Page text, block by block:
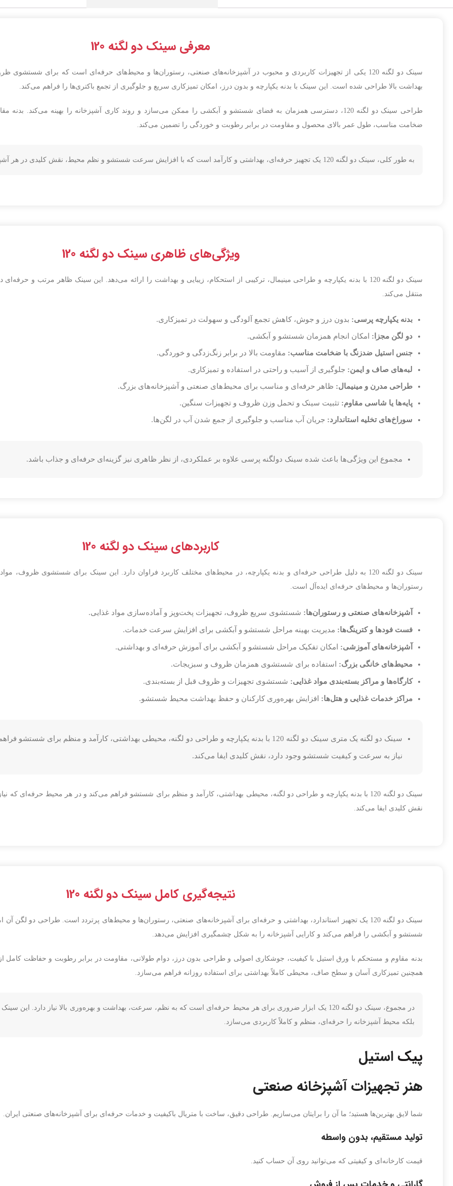
ایمنی دستگاه.
پایه‌های قابل تنظیم (ریگلاژ) برای تراز
کردن دستگاه.
تهویه داخل دستگاه.
سوخت گاز (گاز شهری یا کپسولی).
دهنه فر:
نوار ریلی:
با سرعت قابل تنظیم
سیستم ایمنی:ترموستات حرارتی و قطع
معرفی سینک دو لگنه 120
سینک دو لگنه 120 یکی از تجهیزات کاربردی و محبوب در آشپزخانه‌های صنعتی، رستوران‌ها و محیط‌های حرفه‌ای است که برای
بهداشت بالا طراحی شده است. این سینک با بدنه یکپارچه و بدون درز، امکان تمیزکاری سریع و جلوگیری از تجمع باکتری‌ها را فراهم می‌کند.
طراحی سینک دو لگنه 120، دسترسی همزمان به فضای شستشو و آبکشی را ممکن می‌سازد و روند کاری آشپزخانه را بهینه می‌کند.
ضخامت مناسب، طول عمر بالای محصول و مقاومت در برابر رطوبت و خوردگی را تضمین می‌کند.
به طور کلی، سینک دو لگنه 120 یک تجهیز حرفه‌ای، بهداشتی و کارآمد است که با افزایش سرعت شستشو و نظم محیط، نقش کلیدی در هر آشپزخانه صنعتی یا محیط کاری دارد.
ویژگی‌های ظاهری سینک دو لگنه 120
سینک دو لگنه 120 با بدنه یکپارچه و طراحی مینیمال، ترکیبی از استحکام، زیبایی و بهداشت را ارائه می‌دهد. این سینک ظاهر مرتب و
منتقل می‌کند.
بدنه یکپارچه پرسی: بدون درز و جوش، کاهش تجمع آلودگی و سهولت در تمیزکاری.
دو لگن مجزا: امکان انجام همزمان شستشو و آبکشی.
جنس استیل ضدزنگ با ضخامت مناسب: مقاومت بالا در برابر زنگ‌زدگی و خوردگی.
لبه‌های صاف و ایمن: جلوگیری از آسیب و راحتی در استفاده و تمیزکاری.
طراحی مدرن و مینیمال: ظاهر حرفه‌ای و مناسب برای محیط‌های صنعتی و آشپزخانه‌های بزرگ.
پایه‌ها یا شاسی مقاوم: تثبیت سینک و تحمل وزن ظروف و تجهیزات سنگین.
سوراخ‌های تخلیه استاندارد: جریان آب مناسب و جلوگیری از جمع شدن آب در لگن‌ها.
مجموع این ویژگی‌ها باعث شده سینک دولگنه پرسی علاوه بر عملکردی، از نظر ظاهری نیز گزینه‌ای حرفه‌ای و جذاب باشد.
کاربردهای سینک دو لگنه 120
سینک دو لگنه 120 به دلیل طراحی حرفه‌ای و بدنه یکپارچه، در محیط‌های مختلف کاربرد فراوان دارد. این سینک برای شستشوی ظروف،
رستوران‌ها و محیط‌های حرفه‌ای ایده‌آل است.
آشپزخانه‌های صنعتی و رستوران‌ها: شستشوی سریع ظروف، تجهیزات پخت‌وپز و آماده‌سازی مواد غذایی.
فست فودها و کترینگ‌ها: مدیریت بهینه مراحل شستشو و آبکشی برای افزایش سرعت خدمات.
آشپزخانه‌های آموزشی: امکان تفکیک مراحل شستشو و آبکشی برای آموزش حرفه‌ای و بهداشتی.
محیط‌های خانگی بزرگ: استفاده برای شستشوی همزمان ظروف و سبزیجات.
کارگاه‌ها و مراکز بسته‌بندی مواد غذایی: شستشوی تجهیزات و ظروف قبل از بسته‌بندی.
مراکز خدمات غذایی و هتل‌ها: افزایش بهره‌وری کارکنان و حفظ بهداشت محیط شستشو.
سینک دو لگنه یک متری سینک دو لگنه 120 با بدنه یکپارچه و طراحی دو لگنه، محیطی بهداشتی، کارآمد و منظم
نیاز به سرعت و کیفیت شستشو وجود دارد، نقش کلیدی ایفا می‌کند.
سینک دو لگنه 120 با بدنه یکپارچه و طراحی دو لگنه، محیطی بهداشتی، کارآمد و منظم برای شستشو فراهم می‌کند و در هر محیط
نقش کلیدی ایفا می‌کند.
نتیجه‌گیری کامل سینک دو لگنه 120
سینک دو لگنه 120 یک تجهیز استاندارد، بهداشتی و حرفه‌ای برای آشپزخانه‌های صنعتی، رستوران‌ها و محیط‌های پرتردد است. طراحی دو
شستشو و آبکشی را فراهم می‌کند و کارایی آشپزخانه را به شکل چشمگیری افزایش می‌دهد.
بدنه مقاوم و مستحکم با ورق استیل با کیفیت، جوشکاری اصولی و طراحی بدون درز، دوام طولانی، مقاومت در برابر رطوبت و حفاظت کامل
همچنین تمیزکاری آسان و سطح صاف، محیطی کاملاً بهداشتی برای استفاده روزانه فراهم می‌سازد.
در مجموع، سینک دو لگنه 120 یک ابزار ضروری برای هر محیط حرفه‌ای است که به نظم، سرعت، بهداشت و بهره‌وری بالا نیاز دارد. این
بلکه محیط آشپزخانه را حرفه‌ای، منظم و کاملاً کاربردی می‌سازد.
پیک استیل
هنر تجهیزات آشپزخانه صنعتی
شما لایق بهترین‌ها هستید؛ ما آن را برایتان می‌سازیم. طراحی دقیق، ساخت با متریال باکیفیت و خدمات حرفه‌ای برای آشپزخانه‌های صنعتی ایران.
تولید مستقیم، بدون واسطه
قیمت کارخانه‌ای و کیفیتی که می‌توانید روی آن حساب کنید.